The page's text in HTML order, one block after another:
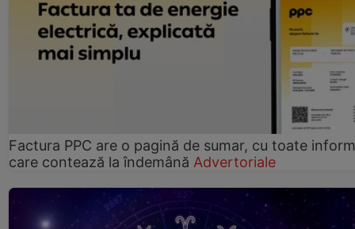
Factura PPC are o pagină de sumar, cu toate
care contează la îndemână Advertoriale